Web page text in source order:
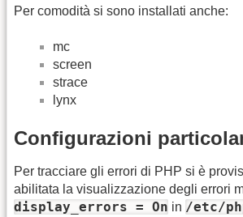
Per comodità si sono installati anche:
mc
screen
strace
lynx
Configurazioni
Per tracciare gli errori di PHP si è
abilitata la visualizzazione degli errori
display_errors = On in /etc/